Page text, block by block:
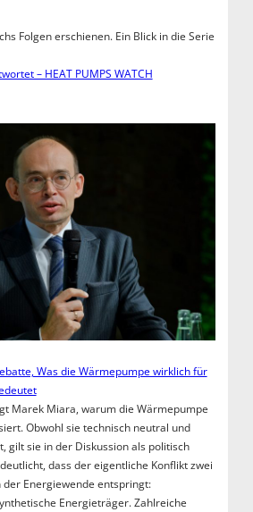
Folgen erschienen. Ein Blick in die Serie
– HEAT PUMPS WATCH
Was die Wärmepumpe wirklich für
Marek Miara, warum die Wärmepumpe
Obwohl sie technisch neutral und
gilt sie in der Diskussion als politisch
dass der eigentliche Konflikt zwei
Energiewende entspringt:
Energieträger. Zahlreiche